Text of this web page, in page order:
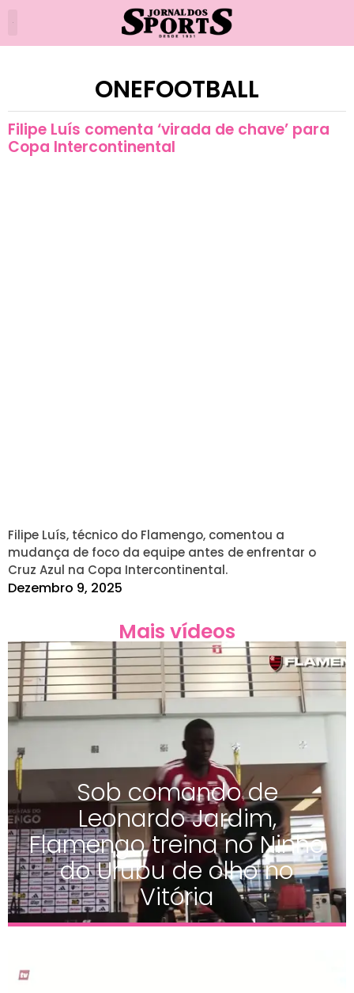
ONEFOOTBALL
Filipe Luís comenta ‘virada de chave’ para
Copa Intercontinental
Filipe Luís, técnico do Flamengo, comentou a
mudança de foco da equipe antes de enfrentar o
Cruz Azul na Copa Intercontinental.
Dezembro 9, 2025
Mais vídeos
Sob comando de
Leonardo Jardim,
Flamengo treina no Ninho
do Urubu de olho no
Vitória